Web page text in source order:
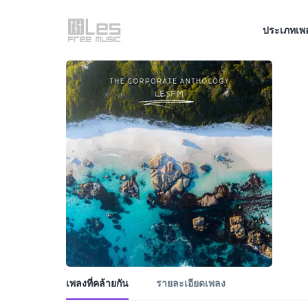
ประเภทเพ
เพลงที่คล้ายกัน รายละเอียดเพลง